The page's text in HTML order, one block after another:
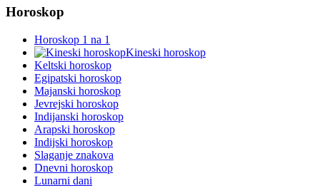
Horoskop
Horoskop 1 na 1
Kineski horoskop
Keltski horoskop
Egipatski horoskop
Majanski horoskop
Jevrejski horoskop
Indijanski horoskop
Arapski horoskop
Indijski horoskop
Slaganje znakova
Dnevni horoskop
Lunarni dani